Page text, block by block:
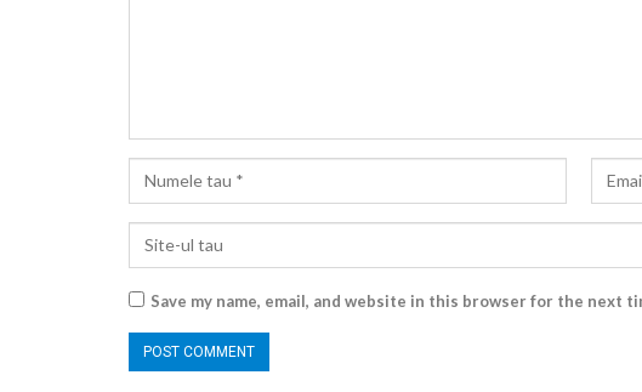
Save my name, email, and website in this browser for the next